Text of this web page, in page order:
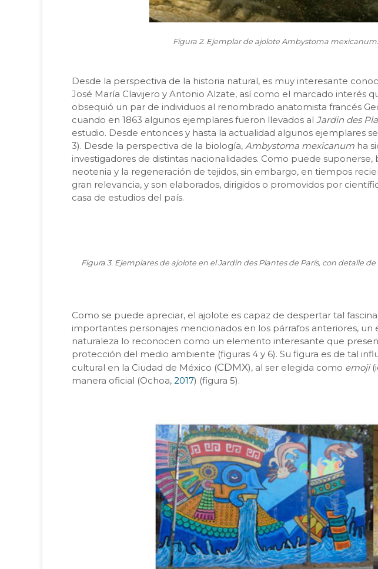
Figura 2. Ejemplar de ajolote Ambystoma
Desde la perspectiva de la historia natural, es muy interesante
José María Clavijero y Antonio Alzate, así como el marcado
obsequió un par de individuos al renombrado anatomista francés
cuando en 1863 algunos ejemplares fueron llevados al Jardin des
estudio. Desde entonces y hasta la actualidad algunos ejemplares
3). Desde la perspectiva de la biología, Ambystoma mexicanum ha
investigadores de distintas nacionalidades. Como puede
neotenia y la regeneración de tejidos, sin embargo, en tiempos
gran relevancia, y son elaborados, dirigidos o promovidos por
casa de estudios del país.
Figura 3. Ejemplares de ajolote en el Jardin des Plantes de París, con detalle
Como se puede apreciar, el ajolote es capaz de despertar tal
importantes personajes mencionados en los párrafos anteriores,
naturaleza lo reconocen como un elemento interesante que
protección del medio ambiente (figuras 4 y 6). Su figura es de tal
cultural en la Ciudad de México (CDMX), al ser elegida como emoji
manera oficial (Ochoa, 2017) (figura 5).